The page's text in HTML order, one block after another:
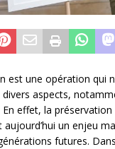
est une opération qui
aspects,
effet, la préservation
aujourd’hui un enjeu
futures.